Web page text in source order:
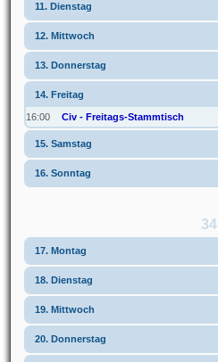
11. Dienstag
12. Mittwoch
13. Donnerstag
14. Freitag
16:00 Civ - Freitags-Stammtisch
15. Samstag
16. Sonntag
34
17. Montag
18. Dienstag
19. Mittwoch
20. Donnerstag